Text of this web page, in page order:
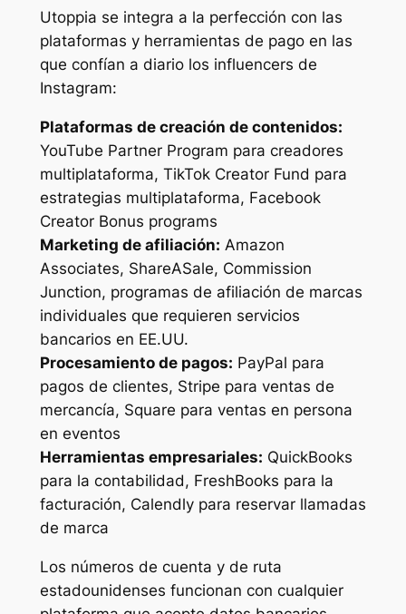
Utoppia se integra a la perfección con las
plataformas y herramientas de pago en las
que confían a diario los influencers de
Instagram:
Plataformas de creación de contenidos:
YouTube Partner Program para creadores
multiplataforma, TikTok Creator Fund para
estrategias multiplataforma, Facebook
Creator Bonus programs
Marketing de afiliación: Amazon
Associates, ShareASale, Commission
Junction, programas de afiliación de marcas
individuales que requieren servicios
bancarios en EE.UU.
Procesamiento de pagos: PayPal para
pagos de clientes, Stripe para ventas de
mercancía, Square para ventas en persona
en eventos
Herramientas empresariales: QuickBooks
para la contabilidad, FreshBooks para la
facturación, Calendly para reservar llamadas
de marca
Los números de cuenta y de ruta
estadounidenses funcionan con cualquier